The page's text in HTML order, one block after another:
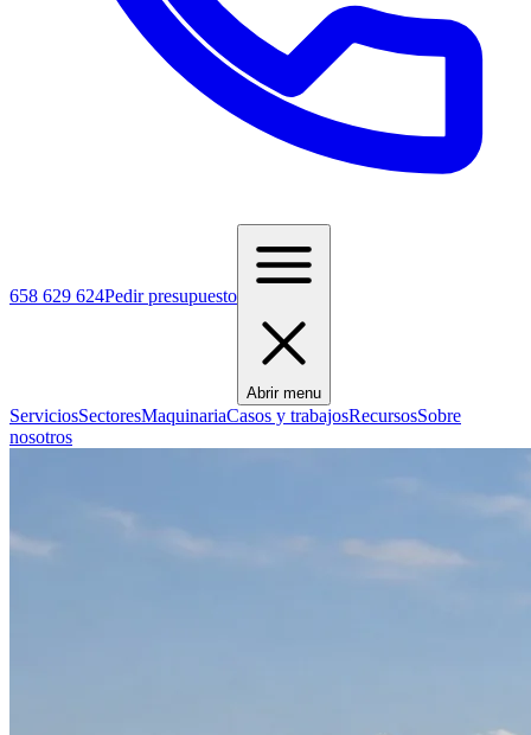
658 629 624Pedir presupuesto
Abrir menu
ServiciosSectoresMaquinariaCasos y trabajosRecursosSobre
nosotros